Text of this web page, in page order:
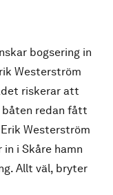
bogsering in
Westerström
riskerar att
redan fått
Westerström
in i Skåre hamn
Allt väl, bryter